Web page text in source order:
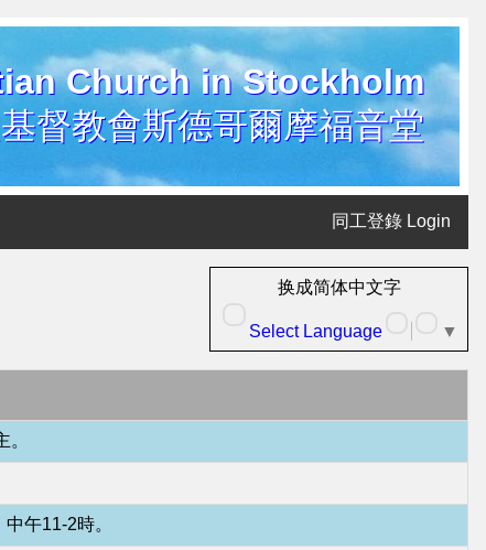
Church in Stockholm
督教會斯德哥爾摩福音堂
同工登錄 Login
换成简体中文字
Select Language ▼
午11-2時。